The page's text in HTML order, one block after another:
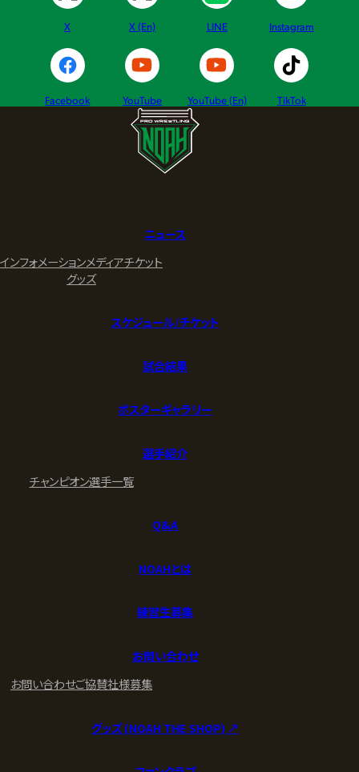
X X (En) LINE Instagram
Facebook YouTube YouTube (En) TikTok
ニュース
インフォメーションメディアチケット
グッズ
スケジュール/チケット
試合結果
ポスターギャラリー
選手紹介
チャンピオン選手一覧
Q&A
NOAHとは
練習生募集
お問い合わせ
お問い合わせご協賛社様募集
グッズ (NOAH THE SHOP) ↗︎